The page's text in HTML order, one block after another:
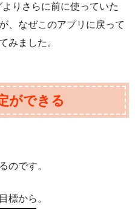
りさらに前に使っていた
、なぜこのアプリに戻って
みました。
ができる
のです。
標から。